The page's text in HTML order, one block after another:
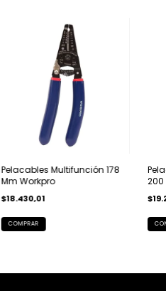
Pelacables Multifunción 178
Mm Workpro
$18.430,01
200